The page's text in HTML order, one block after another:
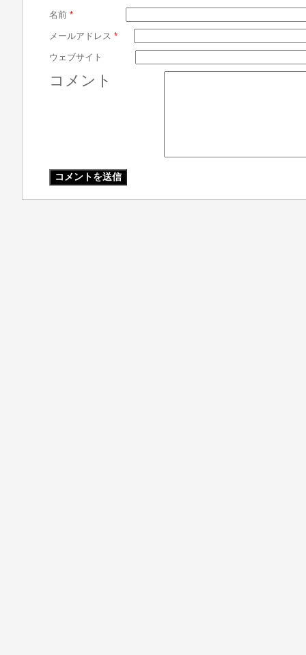
名前 *
メールアドレス *
ウェブサイト
コメント